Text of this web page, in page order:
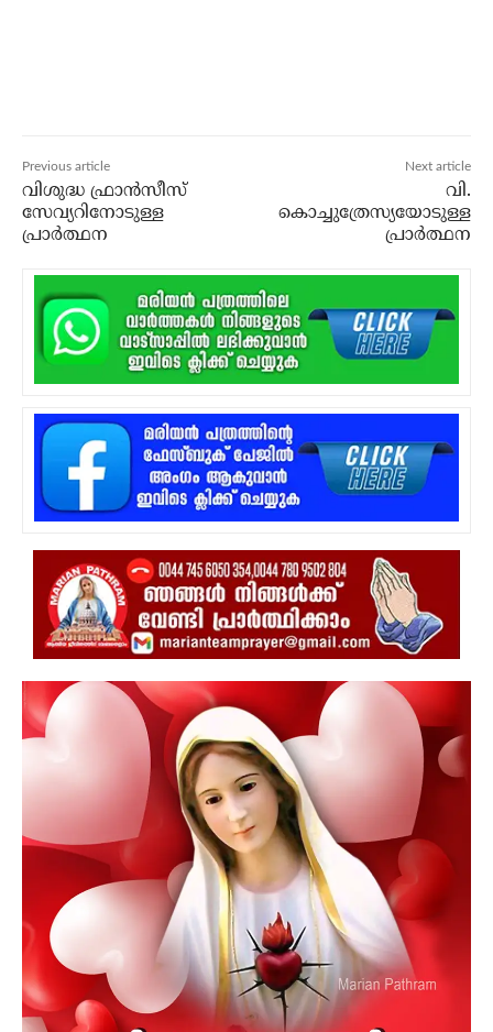
Previous article
വിശുദ്ധ ഫ്രാന്‍സീസ്
സേവ്യറിനോടുള്ള
പ്രാര്‍ത്ഥന
Next article
വി.
കൊച്ചുത്രേസ്യയോടുള്ള
പ്രാര്‍ത്ഥന